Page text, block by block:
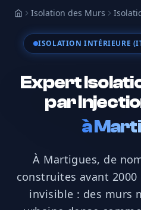
AccueilIsolation des Murs
ISOLATION INTÉRIEURE
Expert
par
à
À Martigues, de
construites avant
invisible : des murs